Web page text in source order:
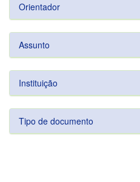
Orientador
Assunto
Instituição
Tipo de documento